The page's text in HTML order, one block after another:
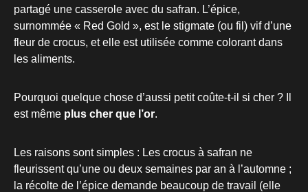
partagé une casserole avec du safran. L’épice,
surnommée « Red Gold », est le stigmate (ou fil) vif d’une
fleur de crocus, et elle est utilisée comme colorant dans
les aliments.
Pourquoi quelque chose d’aussi petit coûte-t-il si cher ? Il
est même plus cher que l’or.
Les raisons sont simples : Les crocus à safran ne
fleurissent qu’une ou deux semaines par an à l’automne ;
la récolte de l’épice demande beaucoup de travail (elle